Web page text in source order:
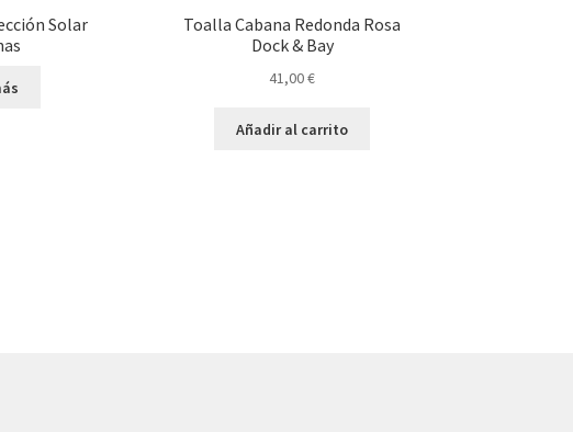
Solar
Toalla Cabana Redonda Rosa
Dock & Bay
41,00€
Añadir al carrito